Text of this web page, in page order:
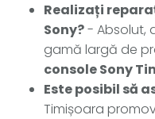
Realizați
Sony?- Absolut,
gamă largă de
console Sony
Este posibil să
Timișoara